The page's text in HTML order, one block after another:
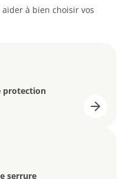
à bien choisir vos
protection
serrure